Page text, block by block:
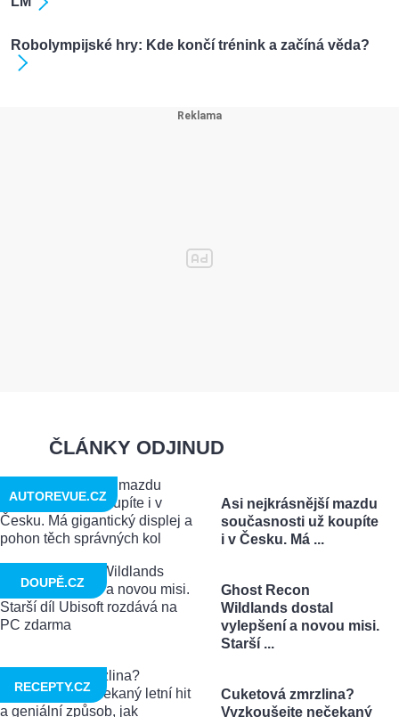
Robolympijské hry: Kde končí trénink a začíná věda?
ČLÁNKY ODJINUD
Asi nejkrásnější mazdu
současnosti už koupíte
i v Česku. Má ...
AUTOREVUE.CZ
Ghost Recon
Wildlands dostal
vylepšení a novou misi.
Starší ...
DOUPĚ.CZ
Cuketová zmrzlina?
Vyzkoušejte nečekaný
RECEPTY.CZ